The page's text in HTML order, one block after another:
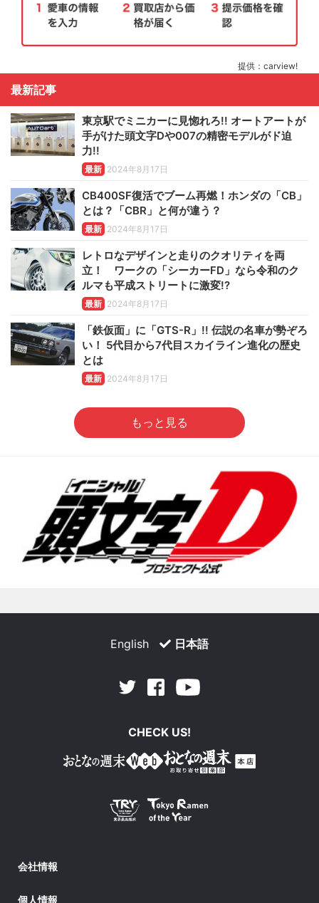
提供：carview!
最新記事
東京駅でミニカーに見惚れろ!! オートアートが
手がけた頭文字Dや007の精密モデルがド迫
力!!
最新 2024年8月17日
CB400SF復活でブーム再燃！ホンダの「CB」
とは？「CBR」と何が違う？
最新 2024年8月17日
レトロなデザインと走りのクオリティを両
立！ ワークの「シーカーFD」なら令和のク
ルマも平成ストリートに激変!?
最新 2024年8月17日
「鉄仮面」に「GTS-R」!! 伝説の名車が勢ぞろ
い！ 5代目から7代目スカイライン進化の歴史
とは
最新 2024年8月17日
もっと見る
English 日本語
Twitter Facebook
CHECK US!
会社情報
個人情報